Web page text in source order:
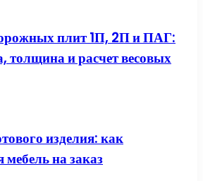
плит 1П, 2П и ПАГ:
толщина и расчет весовых
изделия: как
мебель на заказ